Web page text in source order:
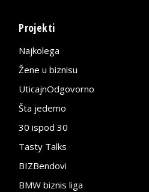
Projekti
Najkolega
Žene u biznisu
UticajnOdgovorno
Šta jedemo
30 ispod 30
Tasty Talks
BIZBendovi
BMW biznis liga